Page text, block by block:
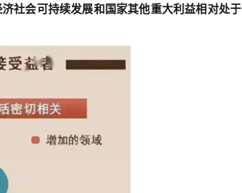
社会可持续发展和国家其他重大利益相对处于